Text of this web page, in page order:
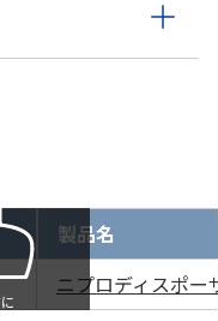
製品名
ニプロディスポ